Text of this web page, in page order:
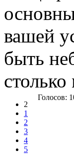
вашей
быть
2
1
2
3
4
5
Голосов: